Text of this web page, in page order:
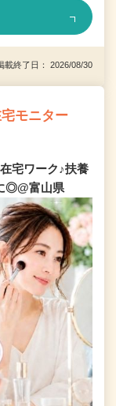
終了日： 2026/08/30
モニター
宅ワーク♪扶養
◎@富山県